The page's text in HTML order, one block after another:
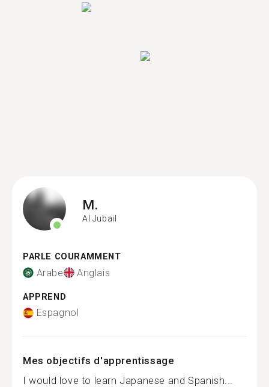
M.
Al Jubail
PARLE COURAMMENT
Arabe Anglais
APPREND
Espagnol
Mes objectifs d'apprentissage
I would love to learn Japanese and Spanish...